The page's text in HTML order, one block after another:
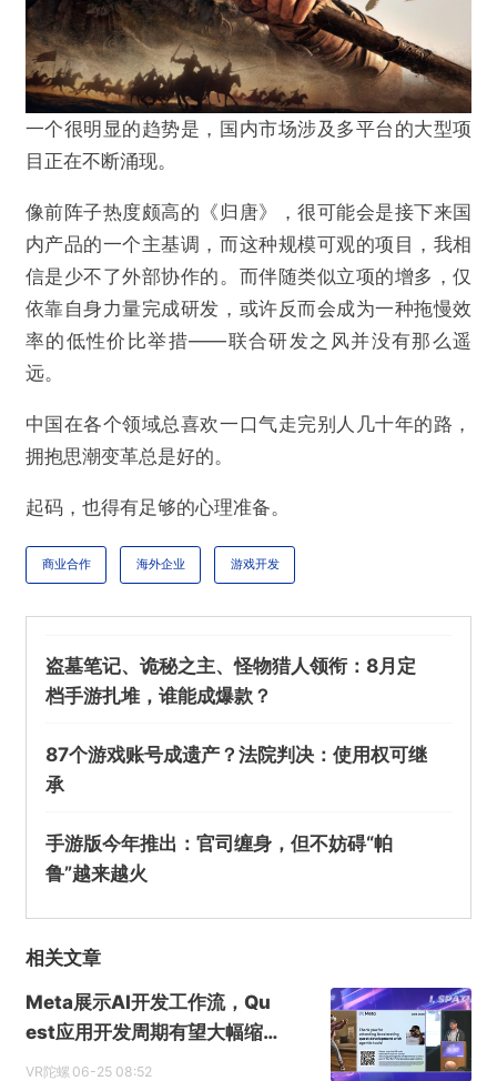
一个很明显的趋势是，国内市场涉及多平台的大型项
目正在不断涌现。
像前阵子热度颇高的《归唐》，很可能会是接下来国
内产品的一个主基调，而这种规模可观的项目，我相
信是少不了外部协作的。而伴随类似立项的增多，仅
依靠自身力量完成研发，或许反而会成为一种拖慢效
率的低性价比举措——联合研发之风并没有那么遥
远。
中国在各个领域总喜欢一口气走完别人几十年的路，
拥抱思潮变革总是好的。
起码，也得有足够的心理准备。
商业合作 海外企业 游戏开发
盗墓笔记、诡秘之主、怪物猎人领衔：8月定
档手游扎堆，谁能成爆款？
87个游戏账号成遗产？法院判决：使用权可继
承
手游版今年推出：官司缠身，但不妨碍“帕
鲁”越来越火
相关文章
Meta展示AI开发工作流，Qu
est应用开发周期有望大幅缩
短
VR陀螺 06-25 08:52